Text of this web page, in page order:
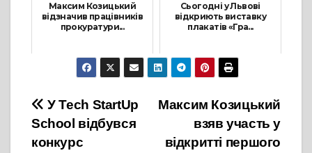
Максим Козицький
відзначив працівників
прокуратури...
20 Серпня, 2021
Сьогодні у Львові
відкриють виставку
плакатів «Гра...
9 Грудня, 2021
Навігація
записів
Максим Козицький
взяв участь у
відкритті першого
У Tech StartUp
School відбувся
конкурс